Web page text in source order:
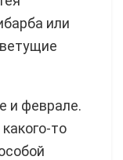
или
и феврале.
то